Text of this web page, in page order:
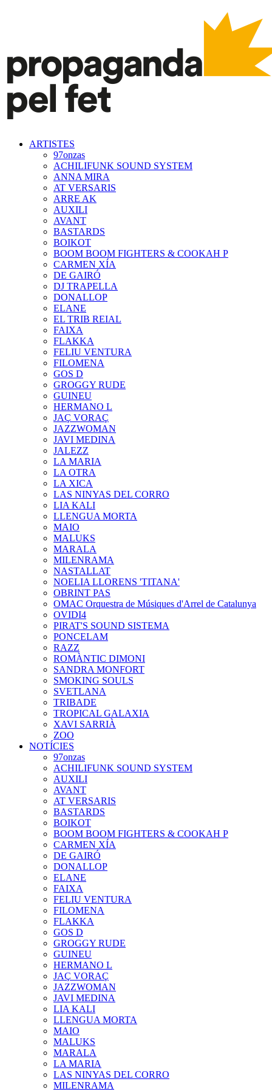
ARTISTES
97onzas
ACHILIFUNK SOUND SYSTEM
ANNA MIRA
AT VERSARIS
ARRE AK
AUXILI
AVANT
BASTARDS
BOIKOT
BOOM BOOM FIGHTERS & COOKAH P
CARMEN XÍA
DE GAIRÓ
DJ TRAPELLA
DONALLOP
ELANE
EL TRIB REIAL
FAIXA
FLAKKA
FELIU VENTURA
FILOMENA
GOS D
GROGGY RUDE
GUINEU
HERMANO L
JAÇ VORAÇ
JAZZWOMAN
JAVI MEDINA
JALEZZ
LA MARIA
LA OTRA
LA XICA
LAS NINYAS DEL CORRO
LIA KALI
LLENGUA MORTA
MAIO
MALUKS
MARALA
MILENRAMA
NASTALLAT
NOELIA LLORENS 'TITANA'
OBRINT PAS
OMAC Orquestra de Músiques d'Arrel de Catalunya
OVIDI4
PIRAT'S SOUND SISTEMA
PONCELAM
RAZZ
ROMÀNTIC DIMONI
SANDRA MONFORT
SMOKING SOULS
SVETLANA
TRIBADE
TROPICAL GALAXIA
XAVI SARRIÀ
ZOO
NOTÍCIES
97onzas
ACHILIFUNK SOUND SYSTEM
AUXILI
AVANT
AT VERSARIS
BASTARDS
BOIKOT
BOOM BOOM FIGHTERS & COOKAH P
CARMEN XÍA
DE GAIRÓ
DONALLOP
ELANE
FAIXA
FELIU VENTURA
FILOMENA
FLAKKA
GOS D
GROGGY RUDE
GUINEU
HERMANO L
JAÇ VORAÇ
JAZZWOMAN
JAVI MEDINA
LIA KALI
LLENGUA MORTA
MAIO
MALUKS
MARALA
LA MARIA
LAS NINYAS DEL CORRO
MILENRAMA